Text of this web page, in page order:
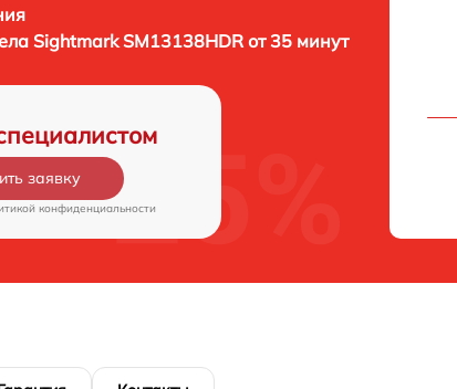
Sightmark SM13138HDR от 35 минут
заявку
конфиденциальности